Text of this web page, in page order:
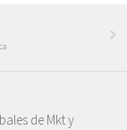
de Mkt y